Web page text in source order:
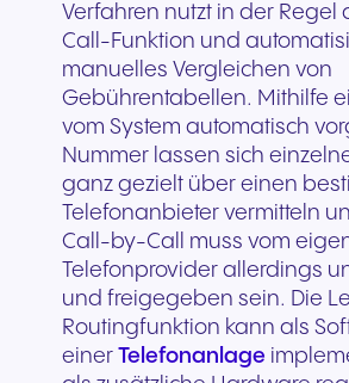
Verfahren nutzt in der Regel
Call-Funktion und
manuelles Vergleichen von
Gebührentabellen. Mithilfe
vom System automatisch
Nummer lassen sich
ganz gezielt über einen
Telefonanbieter vermitteln
Call-by-Call muss vom
Telefonprovider allerdings
und freigegeben sein. Die
Routingfunktion kann als
einer Telefonanlage